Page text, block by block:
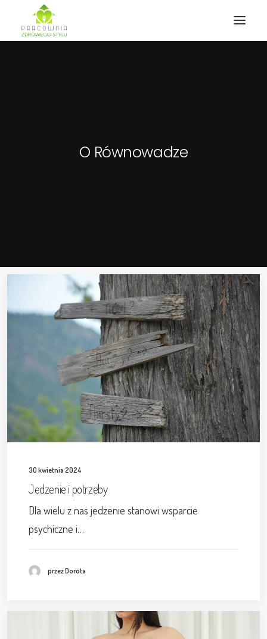
O Równowadze
30 kwietnia 2024
Jedzenie i potrzeby
Dla wielu z nas jedzenie stanowi wsparcie
psychiczne i…
przez Dorota